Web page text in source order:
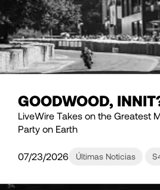
GOODWOOD,
LiveWire Takes on the Greatest
Party on Earth
07/23/2026 Últimas Noticias